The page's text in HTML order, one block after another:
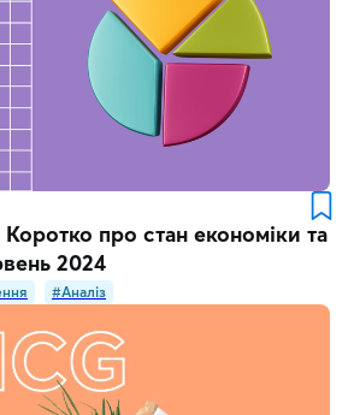
про стан економіки та
2024
#Аналіз